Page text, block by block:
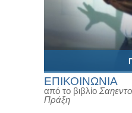
ΕΠΙΚΟΙΝΩΝΙΑ
από το βιβλίο
Πράξη